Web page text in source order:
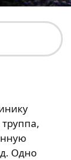
Одно